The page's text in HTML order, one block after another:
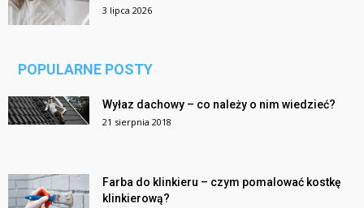
3 lipca 2026
POPULARNE POSTY
Wyłaz dachowy – co należy o nim wiedzieć?
21 sierpnia 2018
Farba do klinkieru – czym pomalować kostkę
klinkierową?